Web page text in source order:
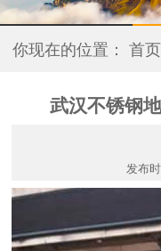
你现在的位置：首页
武汉不锈钢
发布